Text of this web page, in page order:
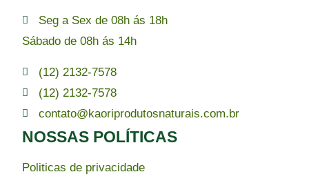
Seg a Sex de 08h ás 18h
Sábado de 08h ás 14h
(12) 2132-7578
(12) 2132-7578
contato@kaoriprodutosnaturais.com.br
NOSSAS POLÍTICAS
Politicas de privacidade